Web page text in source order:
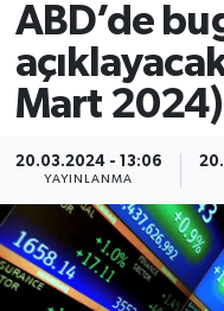
ABD’de
Mart 2024)
20.03.2024 - 13:06
YAYINLANMA
Otomobil
Gizlilik
İletişim
Künye
Emtia
BITCOIN